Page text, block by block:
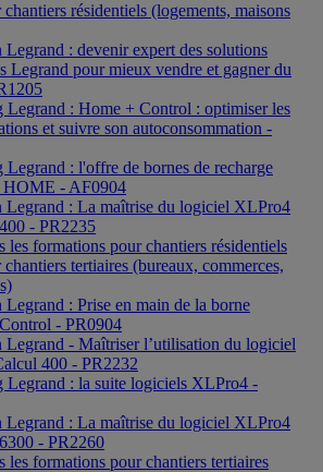
résidentiels (logements, maisons
Legrand : devenir expert des solutions
Legrand pour mieux vendre et gagner du
Legrand : Home + Control : optimiser les
et suivre son autoconsommation -
Legrand : l'offre de bornes de recharge
HOME - AF0904
Legrand : La maîtrise du logiciel XLPro4
- PR2235
les formations pour chantiers résidentiels
tertiaires (bureaux, commerces,
Legrand : Prise en main de la borne
- PR0904
Legrand - Maîtriser l’utilisation du logiciel
400 - PR2232
Legrand : la suite logiciels XLPro4 -
Legrand : La maîtrise du logiciel XLPro4
- PR2260
les formations pour chantiers tertiaires